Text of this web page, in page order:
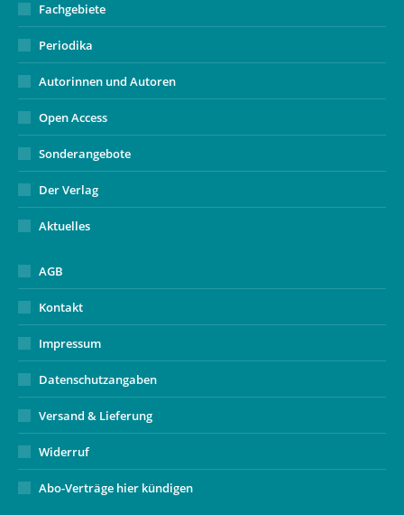
Fachgebiete
Periodika
Autorinnen und Autoren
Open Access
Sonderangebote
Der Verlag
Aktuelles
AGB
Kontakt
Impressum
Datenschutzangaben
Versand & Lieferung
Widerruf
Abo-Verträge hier kündigen